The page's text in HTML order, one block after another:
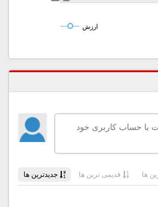
ارزش